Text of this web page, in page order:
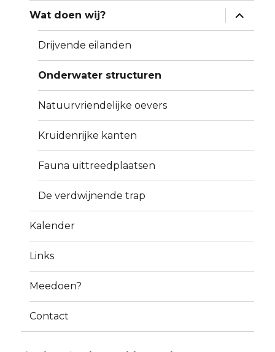
Wat doen wij?
Alles
Drijvende eilanden
Onderwater structuren
Natuurvriendelijke oevers
Kruidenrijke kanten
Fauna uittreedplaatsen
De verdwijnende trap
Kalender
Links
Meedoen?
Contact